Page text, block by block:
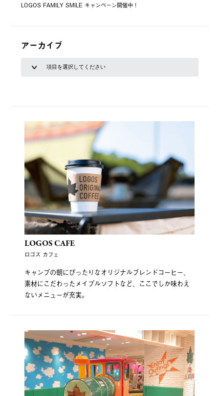
LOGOS FAMILY SMILE キャンペーン開催中！
アーカイブ
LOGOS CAFE
ロゴス カフェ
キャンプの朝にぴったりなオリジナルブレンドコーヒー、
素材にこだわったメイプルソフトなど、ここでしか味わえ
ないメニューが充実。